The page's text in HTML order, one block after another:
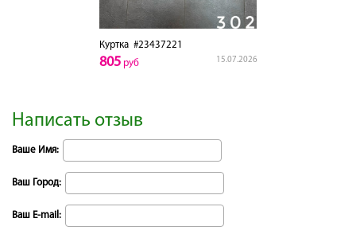
Куртка#23437221
15.07.2026
805руб
Написать отзыв
Ваше Имя:
Ваш Город:
Ваш E-mail: